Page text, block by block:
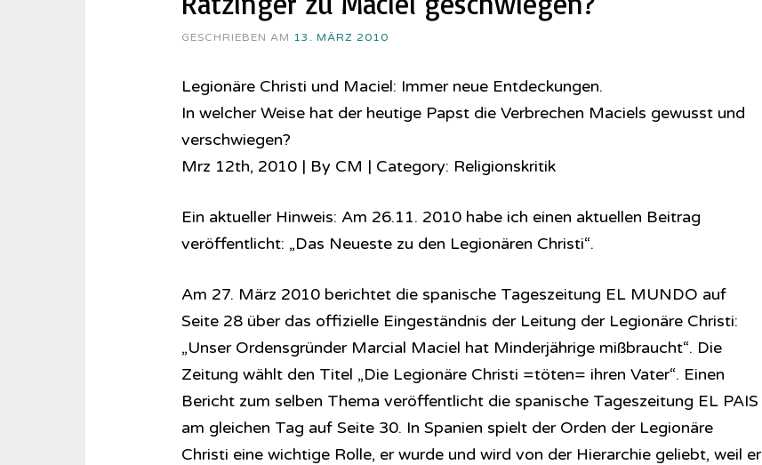
GESCHRIEBEN AM 13. MÄRZ 2010
Legionäre Christi und Maciel: Immer neue Entdeckungen.
In welcher Weise hat der heutige Papst die Verbrechen Maciels gewusst und
verschwiegen?
Mrz 12th, 2010 | By CM | Category: Religionskritik
Ein aktueller Hinweis: Am 26.11. 2010 habe ich einen aktuellen Beitrag
veröffentlicht: „Das Neueste zu den Legionären Christi“.
Am 27. März 2010 berichtet die spanische Tageszeitung EL MUNDO auf
Seite 28 über das offizielle Eingeständnis der Leitung der Legionäre Christi:
„Unser Ordensgründer Marcial Maciel hat Minderjährige mißbraucht“. Die
Zeitung wählt den Titel „Die Legionäre Christi =töten= ihren Vater“. Einen
Bericht zum selben Thema veröffentlicht die spanische Tageszeitung EL PAIS
am gleichen Tag auf Seite 30. In Spanien spielt der Orden der Legionäre
Christi eine wichtige Rolle, er wurde und wird von der Hierarchie geliebt, weil er